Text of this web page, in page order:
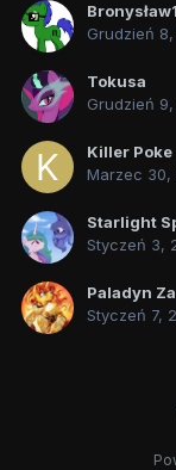
Grudzień 8,
Tokusa
Grudzień 9,
Killer Poke
Marzec 30,
Starlight
Styczeń 3,
Paladyn
Styczeń 7,